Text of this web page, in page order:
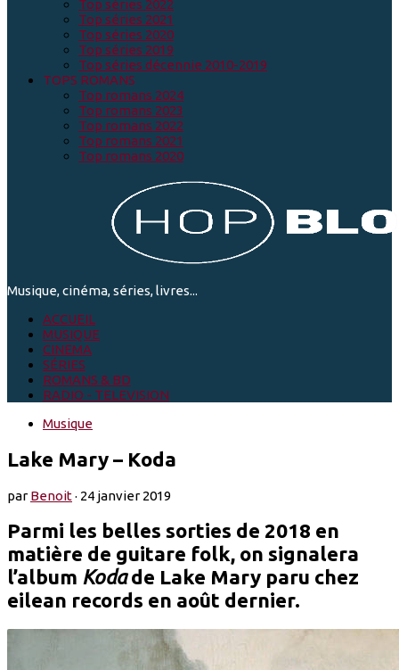
Top séries 2022
Top séries 2021
Top séries 2020
Top séries 2019
Top séries décennie 2010-2019
TOPS ROMANS
Top romans 2024
Top romans 2023
Top romans 2022
Top romans 2021
Top romans 2020
Musique, cinéma, séries, livres...
ACCUEIL
MUSIQUE
CINEMA
SÉRIES
ROMANS & BD
RADIO - TELEVISION
Musique
Lake Mary – Koda
parBenoit· 24 janvier 2019
Parmi les belles sorties de 2018 en
matière de guitare folk, on signalera
l’album Kodade Lake Mary paru chez
eilean records en août dernier.